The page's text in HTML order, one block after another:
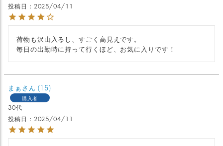
投稿日
2025/04/11
荷物も沢山入るし、すごく高見えです。
毎日の出勤時に持って行くほど、お気に入りです！
まぁ 15
購入者
30代
投稿日
2025/04/11